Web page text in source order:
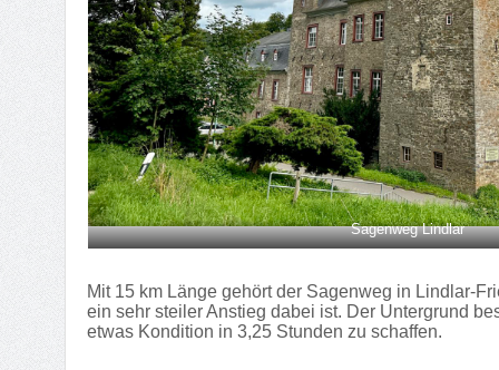
Sagenweg Lindlar
Mit 15 km Länge gehört der Sagenweg in Lindlar-
ein sehr steiler Anstieg dabei ist. Der Untergrund
etwas Kondition in 3,25 Stunden zu schaffen.